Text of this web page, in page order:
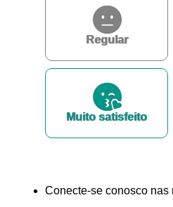
Regular
Muito satisfeito
Conecte-se conosco nas